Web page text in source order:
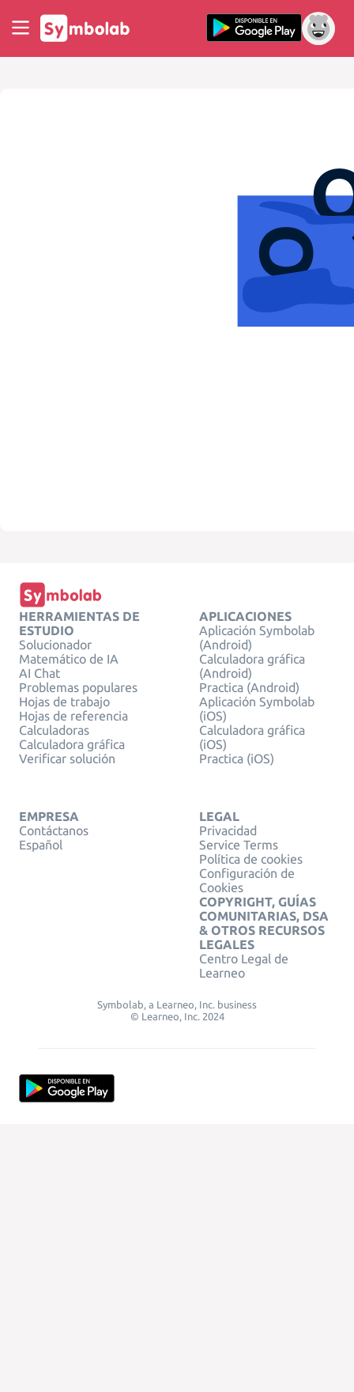
HERRAMIENTAS DE
ESTUDIO
Solucionador
Matemático de IA
AI Chat
Problemas populares
Hojas de trabajo
Hojas de referencia
Calculadoras
Calculadora gráfica
Verificar solución
APLICACIONES
Aplicación Symbolab
(Android)
Calculadora gráfica
(Android)
Practica (Android)
Aplicación Symbolab
(iOS)
Calculadora gráfica
(iOS)
Practica (iOS)
EMPRESA
Contáctanos
Español
LEGAL
Privacidad
Service Terms
Política de cookies
Configuración de
Cookies
COPYRIGHT, GUÍAS
COMUNITARIAS, DSA
& OTROS RECURSOS
LEGALES
Centro Legal de
Learneo
Symbolab, a Learneo, Inc. business
© Learneo, Inc. 2024